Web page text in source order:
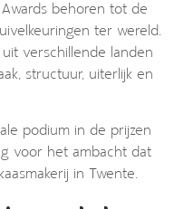
behoren tot de
ter wereld.
verschillende landen
structuur, uiterlijk en
podium in de prijzen
voor het ambacht dat
in Twente.